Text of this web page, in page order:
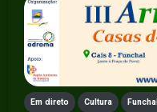
Em direto Cultura Funchal